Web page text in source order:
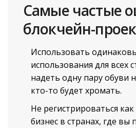
Самые частые
блокчейн-
Использовать
использования для всех
надеть одну пару обуви
кто-то будет хромать.
Не регистрироваться
бизнес в странах, где вы